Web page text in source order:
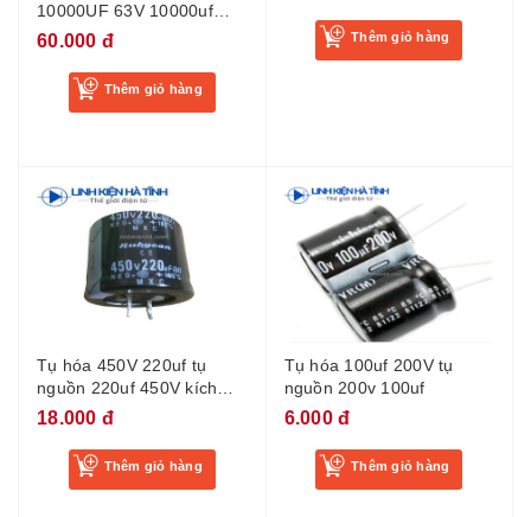
10000UF 63V 10000uf
mới đường kính tụ 35mm-
60.000 đ
Thêm giỏ hàng
15uf 22uf 250V loại tốt
Thêm giỏ hàng
Tụ hóa 450V 220uf tụ
nguồn 220uf 450V kích
thước 30x30mm
18.000 đ
Thêm giỏ hàng
Tụ hóa 100uf 200V tụ
nguồn 200v 100uf
6.000 đ
Thêm giỏ hàng